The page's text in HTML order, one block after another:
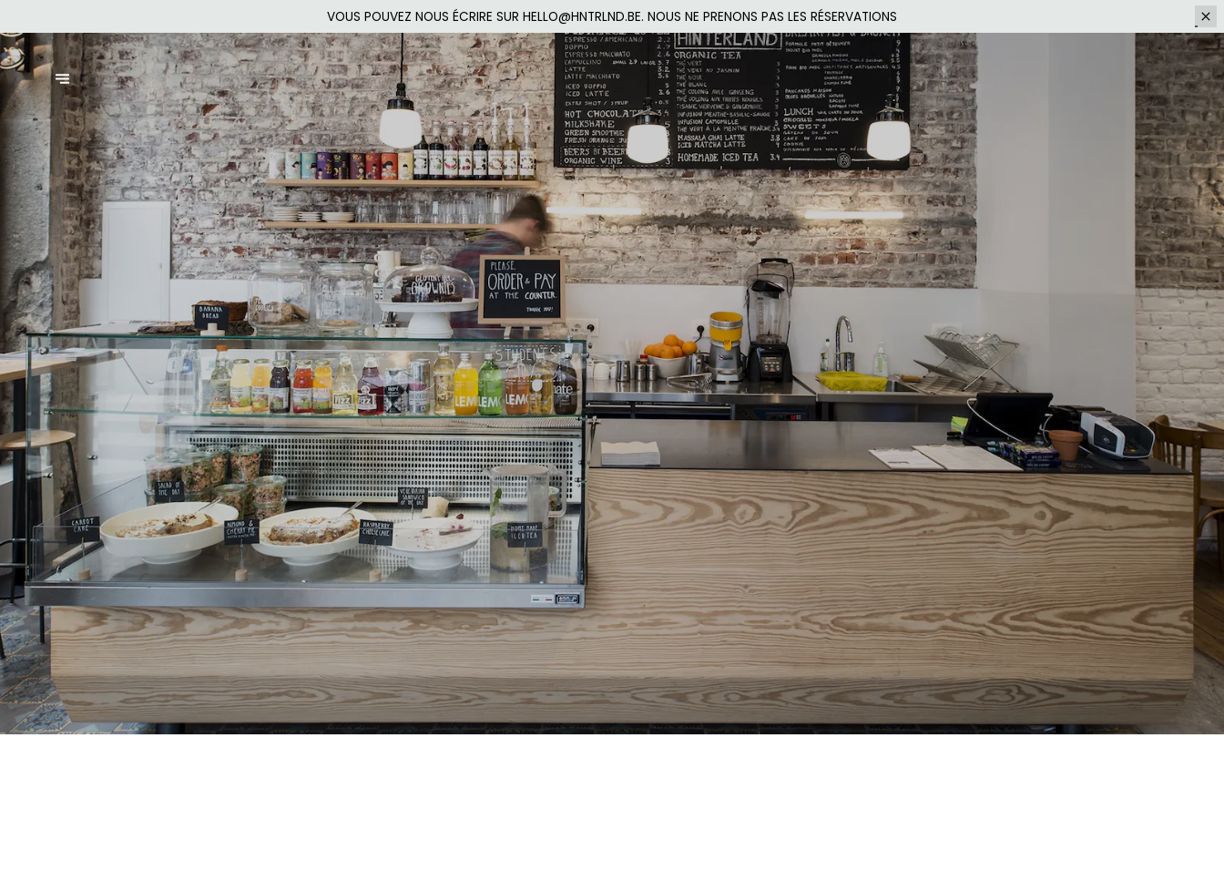
VOUS POUVEZ NOUS ÉCRIRE SUR HELLO@HNTRLND.BE. NOUS NE PRENONS PAS LES RÉSERVATIONS